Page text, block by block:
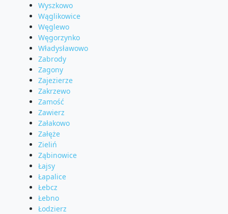
Wyszkowo
Wąglikowice
Węglewo
Węgorzynko
Władysławowo
Zabrody
Zagony
Zajezierze
Zakrzewo
Zamość
Zawierz
Załakowo
Załęże
Zieliń
Ząbinowice
Łajsy
Łapalice
Łebcz
Łebno
Łodzierz